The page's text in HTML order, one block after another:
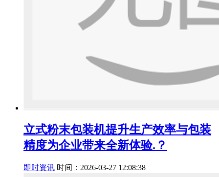
立式粉末包装机提升生产效率与包装
精度为企业带来全新体验.？
即时资讯 时间：2026-03-27 12:08:38